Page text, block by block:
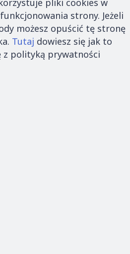
pliki cookies w
strony. Jeżeli
możesz opuścić tę stronę
Tutaj dowiesz się jak to
z polityką prywatności